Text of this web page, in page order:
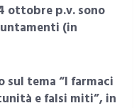
ottobre p.v. sono
(in
sul tema “I farmaci
e falsi miti”, in